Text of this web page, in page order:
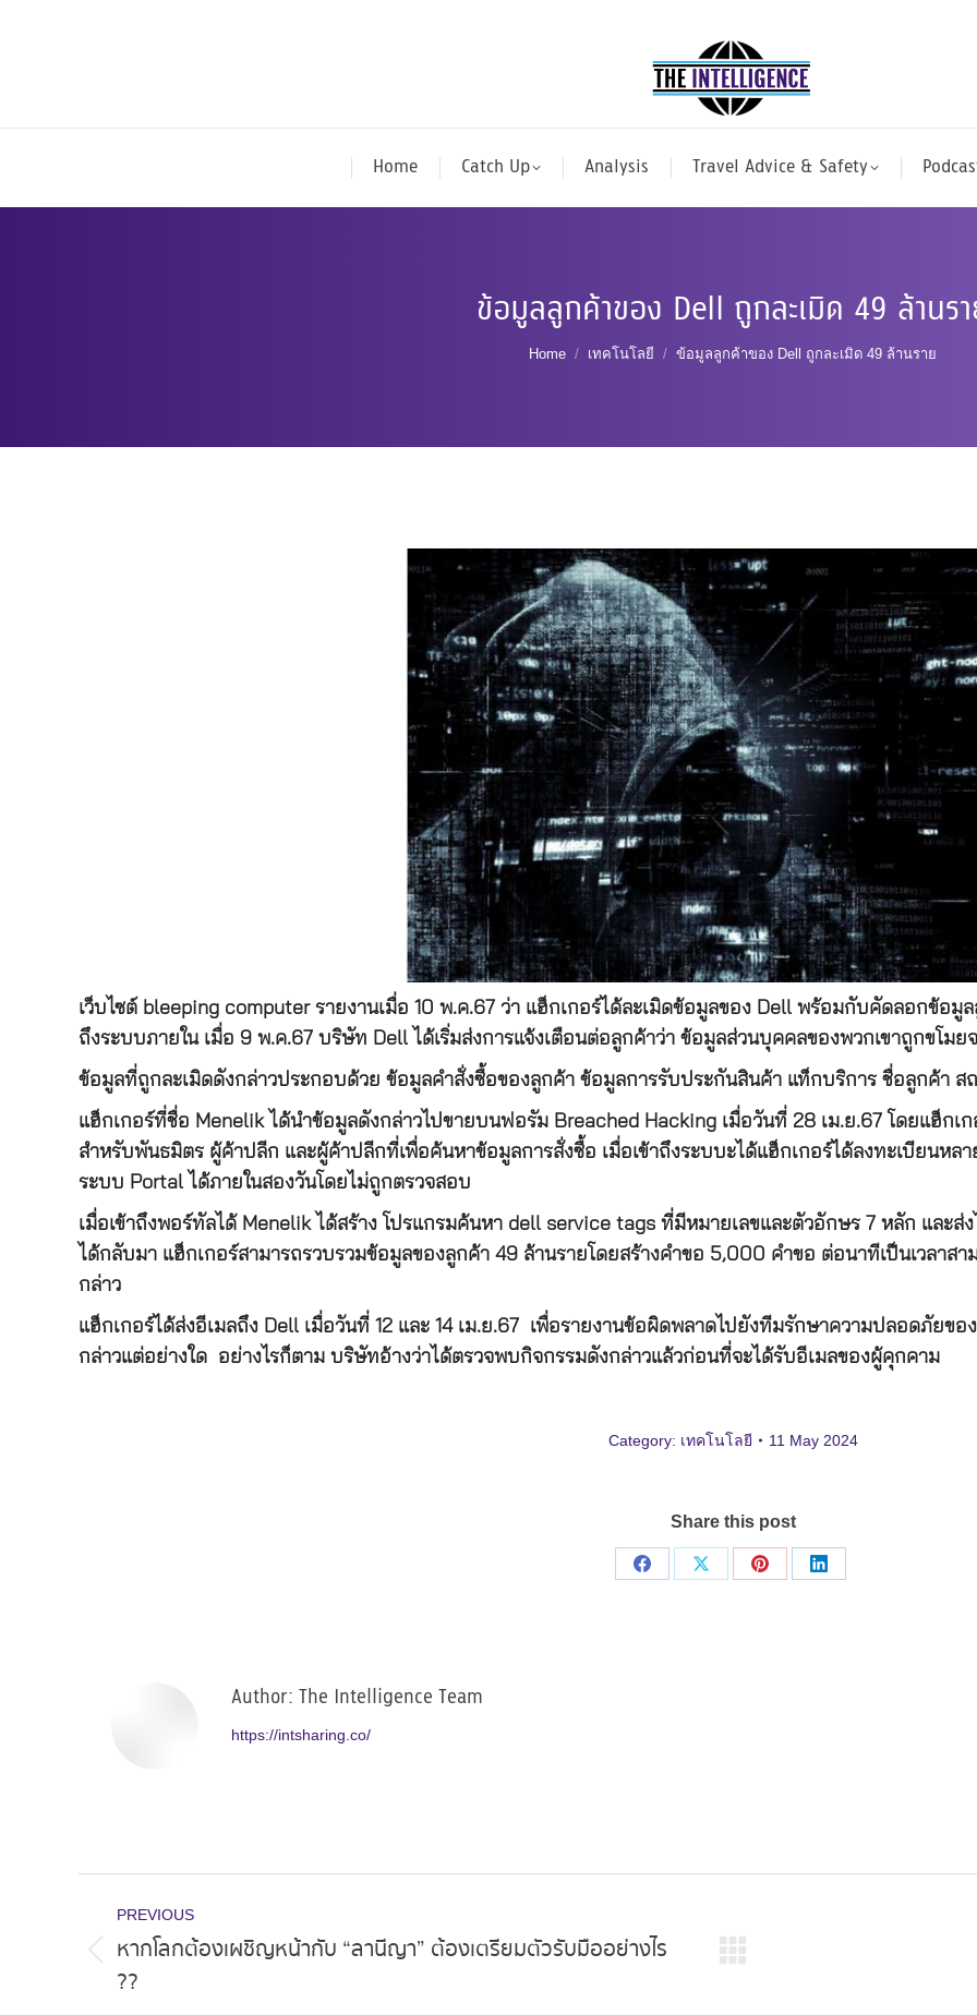
Home Catch Up Analysis Travel Advice & Safety
ข้อมูลลูกค้าของ Dell ถูกละเมิด 49 ล้านร
You are here:
Home เทคโนโลยี ข้อมูลลูกค้าของ Dell ถูกละเมิด 49 ล้านราย
เว็บไซต์ bleeping computer รายงานเมื่อ 10 พ.ค.67 ว่า แฮ็กเกอร์ได้ละเมิดข้อมูลของ Dell พร้อมกับคัดลอกข้อมู
ถึงระบบภายใน เมื่อ 9 พ.ค.67 บริษัท Dell ได้เริ่มส่งการแจ้งเตือนต่อลูกค้าว่า ข้อมูลส่วนบุคคลของพวกเขาถูกขโมย
ข้อมูลที่ถูกละเมิดดังกล่าวประกอบด้วย ข้อมูลคำสั่งซื้อของลูกค้า ข้อมูลการรับประกันสินค้า แท็กบริการ ชื่อลูกค้า ส
แฮ็กเกอร์ที่ชื่อ Menelik ได้นำข้อมูลดังกล่าวไปขายบนฟอรัม Breached Hacking เมื่อวันที่ 28 เม.ย.67 โดยแฮ็ก
สำหรับพันธมิตร ผู้ค้าปลีก และผู้ค้าปลีกที่เพื่อค้นหาข้อมูลการสั่งซื้อ เมื่อเข้าถึงระบบะได้แฮ็กเกอร์ได้ลงทะเบียนหล
ระบบ Portal ได้ภายในสองวันโดยไม่ถูกตรวจสอบ
เมื่อเข้าถึงพอร์ทัลได้ Menelik ได้สร้าง โปรแกรมค้นหา dell service tags ที่มีหมายเลขและตัวอักษร 7 หลัก และ
ได้กลับมา แฮ็กเกอร์สามารถรวบรวมข้อมูลของลูกค้า 49 ล้านรายโดยสร้างคำขอ 5,000 คำขอ ต่อนาทีเป็นเวลา
กล่าว
แฮ็กเกอร์ได้ส่งอีเมลถึง Dell เมื่อวันที่ 12 และ 14 เม.ย.67 เพื่อรายงานข้อผิดพลาดไปยังทีมรักษาความปลอดภัยข
กล่าวแต่อย่างใด อย่างไรก็ตาม บริษัทอ้างว่าได้ตรวจพบกิจกรรมดังกล่าวแล้วก่อนที่จะได้รับอีเมลของผู้คุกคาม
Category: เทคโนโลยี 11 May 2024
Share this post
Share
Share
Share
Share
Author: The Intelligence Team
https://intsharing.co/
navigation
PREVIOUS
post:
หากโลกต้องเผชิญหน้ากับ “ลานีญา” ต้องเตรียมตัวรับมืออย่างไร
??